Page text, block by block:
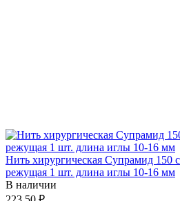
Нить хирургическая Супрамид 150
режущая 1 шт. длина иглы 10-16 мм
В наличии